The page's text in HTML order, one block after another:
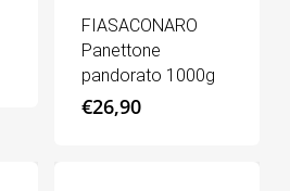
FIASACONARO
Panettone
pandorato 1000g
€26,90